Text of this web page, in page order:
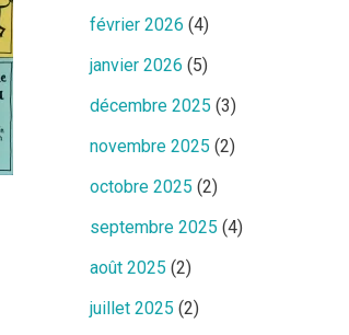
février 2026 (4)
janvier 2026 (5)
décembre 2025 (3)
novembre 2025 (2)
octobre 2025 (2)
septembre 2025 (4)
août 2025 (2)
juillet 2025 (2)